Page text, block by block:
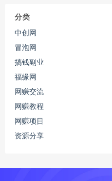
分类
中创网
冒泡网
搞钱副业
福缘网
网赚交流
网赚教程
网赚项目
资源分享